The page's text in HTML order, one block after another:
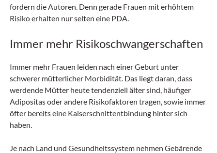
fordern die Autoren. Denn gerade Frauen mit erhöhtem
Risiko erhalten nur selten eine PDA.
Immer mehr Risikoschwangerschaften
Immer mehr Frauen leiden nach einer Geburt unter
schwerer mütterlicher Morbidität. Das liegt daran, dass
werdende Mütter heute tendenziell älter sind, häufiger
Adipositas oder andere Risikofaktoren tragen, sowie immer
öfter bereits eine Kaiserschnittentbindung hinter sich
haben.
Je nach Land und Gesundheitssystem nehmen Gebärende